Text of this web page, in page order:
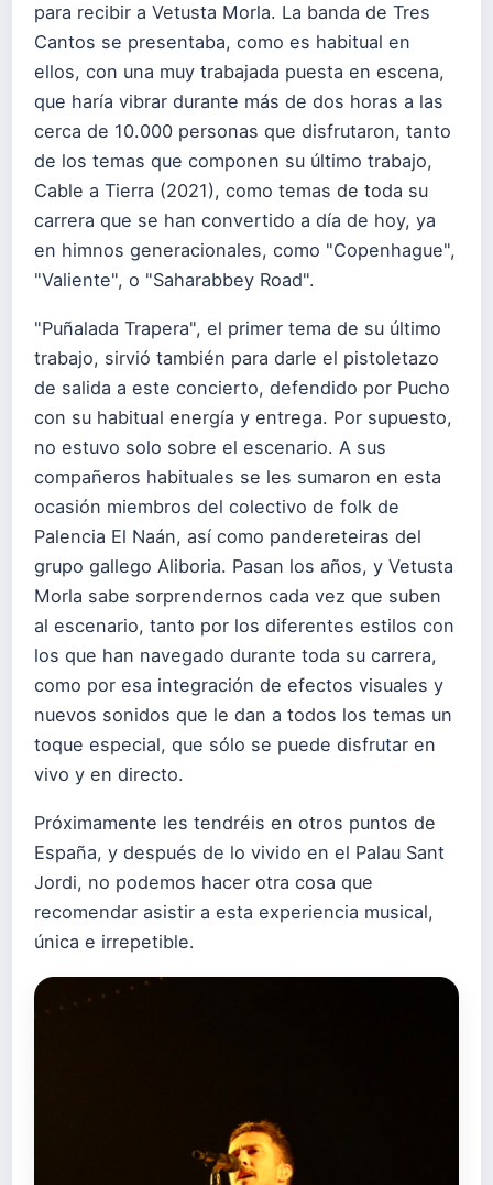
para recibir a Vetusta Morla. La banda de Tres
Cantos se presentaba, como es habitual en
ellos, con una muy trabajada puesta en escena,
que haría vibrar durante más de dos horas a las
cerca de 10.000 personas que disfrutaron, tanto
de los temas que componen su último trabajo,
Cable a Tierra (2021), como temas de toda su
carrera que se han convertido a día de hoy, ya
en himnos generacionales, como "Copenhague",
"Valiente", o "Saharabbey Road".
"Puñalada Trapera", el primer tema de su último
trabajo, sirvió también para darle el pistoletazo
de salida a este concierto, defendido por Pucho
con su habitual energía y entrega. Por supuesto,
no estuvo solo sobre el escenario. A sus
compañeros habituales se les sumaron en esta
ocasión miembros del colectivo de folk de
Palencia El Naán, así como pandereteiras del
grupo gallego Aliboria. Pasan los años, y Vetusta
Morla sabe sorprendernos cada vez que suben
al escenario, tanto por los diferentes estilos con
los que han navegado durante toda su carrera,
como por esa integración de efectos visuales y
nuevos sonidos que le dan a todos los temas un
toque especial, que sólo se puede disfrutar en
vivo y en directo.
Próximamente les tendréis en otros puntos de
España, y después de lo vivido en el Palau Sant
Jordi, no podemos hacer otra cosa que
recomendar asistir a esta experiencia musical,
única e irrepetible.